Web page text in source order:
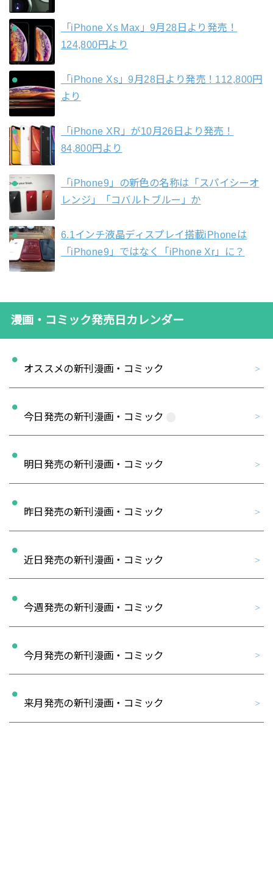
「iPhone Xs Max」9月28日より発売！
124,800円より
「iPhone Xs」9月28日より発売！112,800円
より
「iPhone XR」が10月26日より発売！
84,800円より
「iPhone9」の新色の名称は「スパイシーオ
レンジ」「コバルトブルー」か
6.1インチ液晶ディスプレイ搭載iPhoneは
「iPhone9」ではなく「iPhone Xr」に？
漫画・コミック発売日カレンダー
オススメの新刊漫画・コミック
今日発売の新刊漫画・コミック
明日発売の新刊漫画・コミック
昨日発売の新刊漫画・コミック
近日発売の新刊漫画・コミック
今週発売の新刊漫画・コミック
今月発売の新刊漫画・コミック
来月発売の新刊漫画・コミック